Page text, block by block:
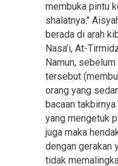
membuka pintu
shalatnya."
berada di arah
Nasa’i, At-
Namun,
tersebut
orang yang
bacaan
yang mengetuk
juga maka
dengan gerakan
tidak